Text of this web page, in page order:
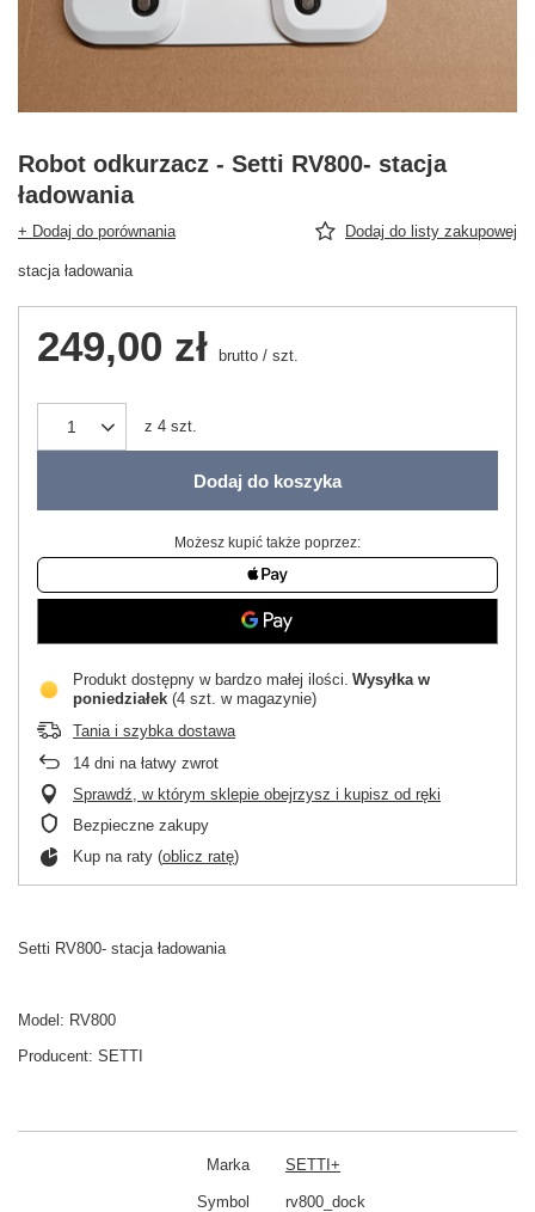
Robot odkurzacz - Setti RV800- stacja
ładowania
+ Dodaj do porównania Dodaj do listy zakupowej
stacja ładowania
249,00 zł brutto / szt.
z 4 szt.
Dodaj do koszyka
Możesz kupić także poprzez:
Produkt dostępny w bardzo małej ilości Wysyłka w
poniedziałek (4 szt. w magazynie)
Tania i szybka dostawa
14 dni na łatwy zwrot
Sprawdź, w którym sklepie obejrzysz i kupisz od ręki
Bezpieczne zakupy
Kup na raty (oblicz ratę)
Setti RV800- stacja ładowania
Model: RV800
Producent: SETTI
Marka SETTI+
Symbol rv800_dock